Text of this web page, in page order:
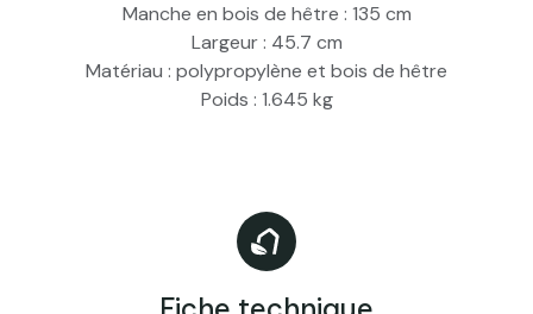
Manche en bois de hêtre : 135 cm
Largeur : 45.7 cm
Matériau : polypropylène et bois de hêtre
Poids : 1.645 kg